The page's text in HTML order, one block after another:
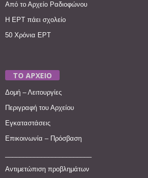
Από το Αρχείο Ραδιοφώνου
Η ΕΡΤ πάει σχολείο
50 Χρόνια ΕΡΤ
ΤΟ ΑΡΧΕΙΟ
Δομή – Λειτουργίες
Περιγραφή του Αρχείου
Εγκαταστάσεις
Επικοινωνία – Πρόσβαση
Αντιμετώπιση προβλημάτων